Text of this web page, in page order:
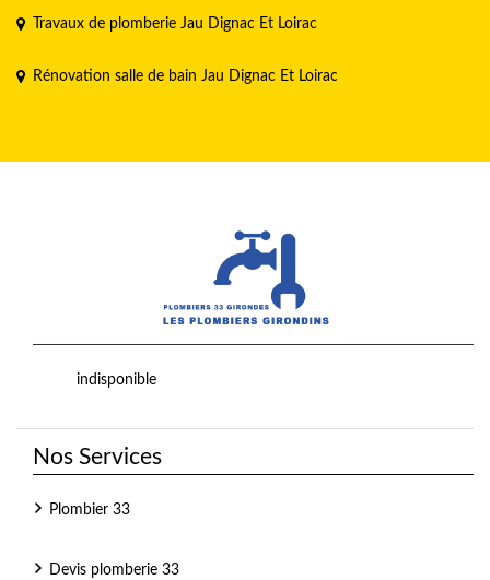
Travaux de plomberie Jau Dignac Et Loirac
Rénovation salle de bain Jau Dignac Et Loirac
indisponible
Nos Services
Plombier 33
Devis plomberie 33